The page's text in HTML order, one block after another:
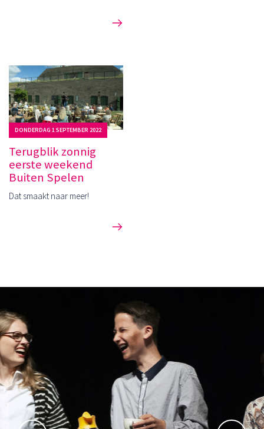
DONDERDAG 1 SEPTEMBER 2022
Terugblik zonnig
eerste weekend
Buiten Spelen
Dat smaakt naar meer!